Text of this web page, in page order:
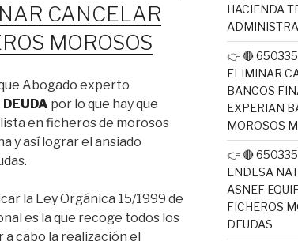
CANCELAR
MOROSOS
Abogado experto
por lo que hay que
en ficheros de morosos
y así lograr el ansiado
la Ley Orgánica 15/1999 de
es la que recoge todos los
cabo la realización el
HACIENDA
👉 🔴
ELIMINAR
BANCOS
EXPERIAN
MOROSOS
👉 🔴
ENDESA
ASNEF
FICHEROS
DEUDAS